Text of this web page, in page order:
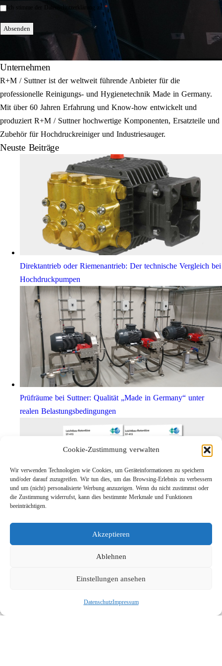
Cookie-Zustimmung verwalten
Wir verwenden Technologien wie Cookies, um Geräteinformationen zu speichern
und/oder darauf zuzugreifen. Wir tun dies, um das Browsing-Erlebnis zu verbessern
und um (nicht) personalisierte Werbung anzuzeigen. Wenn du nicht zustimmst oder
die Zustimmung widerrufst, kann dies bestimmte Merkmale und Funktionen
beeinträchtigen.
Akzeptieren
Ablehnen
Einstellungen ansehen
DatenschutzImpressum
Einwilligung
Ich stimme der Datenschutzerklärung zu.*
Absenden
Unternehmen
R+M / Suttner ist der weltweit führende Anbieter für die
professionelle Reinigungs- und Hygienetechnik Made in Germany.
Mit über 60 Jahren Erfahrung und Know-how entwickelt und
produziert R+M / Suttner hochwertige Komponenten, Ersatzteile und
Zubehör für Hochdruckreiniger und Industriesauger.
Neuste Beiträge
Direktantrieb oder Riemenantrieb: Der technische Vergleich bei
Hochdruckpumpen
Prüfräume bei Suttner: Qualität „Made in Germany“ unter
realen Belastungsbedingungen
Links
Suche